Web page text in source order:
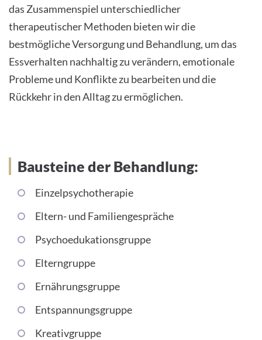
das Zusammenspiel unterschiedlicher
therapeutischer Methoden bieten wir die
bestmögliche Versorgung und Behandlung, um das
Essverhalten nachhaltig zu verändern, emotionale
Probleme und Konflikte zu bearbeiten und die
Rückkehr in den Alltag zu ermöglichen.
Bausteine der Behandlung:
Einzelpsychotherapie
Eltern- und Familiengespräche
Psychoedukationsgruppe
Elterngruppe
Ernährungsgruppe
Entspannungsgruppe
Kreativgruppe